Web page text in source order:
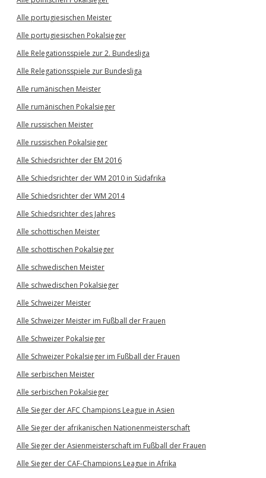
Alle portugiesischen Meister
Alle portugiesischen Pokalsieger
Alle Relegationsspiele zur 2. Bundesliga
Alle Relegationsspiele zur Bundesliga
Alle rumänischen Meister
Alle rumänischen Pokalsieger
Alle russischen Meister
Alle russischen Pokalsieger
Alle Schiedsrichter der EM 2016
Alle Schiedsrichter der WM 2010 in Südafrika
Alle Schiedsrichter der WM 2014
Alle Schiedsrichter des Jahres
Alle schottischen Meister
Alle schottischen Pokalsieger
Alle schwedischen Meister
Alle schwedischen Pokalsieger
Alle Schweizer Meister
Alle Schweizer Meister im Fußball der Frauen
Alle Schweizer Pokalsieger
Alle Schweizer Pokalsieger im Fußball der Frauen
Alle serbischen Meister
Alle serbischen Pokalsieger
Alle Sieger der AFC Champions League in Asien
Alle Sieger der afrikanischen Nationenmeisterschaft
Alle Sieger der Asienmeisterschaft im Fußball der Frauen
Alle Sieger der CAF-Champions League in Afrika